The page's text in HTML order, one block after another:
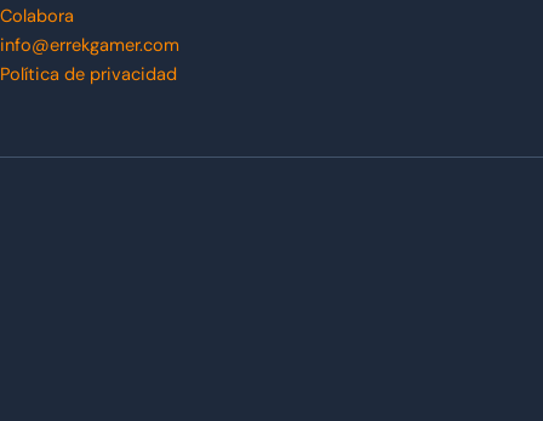
Colabora
info@errekgamer.com
Política de privacidad